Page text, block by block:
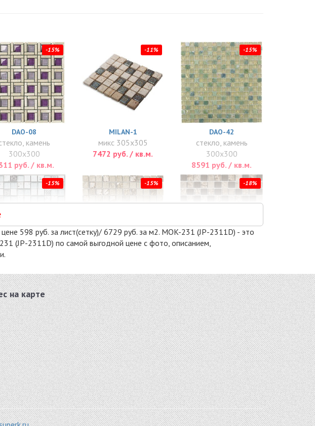
-15%
DAO-08
камень
300x300
руб. / кв.м.
-11%
MILAN-1
микс 305x305
7472 руб. / кв.м.
-15%
DAO-42
стекло, камень
300x300
8591 руб. / кв.м.
-15%
камень
300x300
руб. / кв.м.
-15%
стекло, камень
300x300
9359 руб. / кв.м.
-18%
стекло 300x300
8581 руб. / кв.м.
-11%
GOLD
300x300
руб. / кв.м.
-15%
S-835
стекло 298x298
10390 руб. / кв.м.
-11%
BALI
стекло, камень
300x300
598 руб. за лист(сетку)/ 6729 руб. за м2. MOK-231 (JP-2311D) - это
(JP-2311D) по самой выгодной цене с фото, описанием,
на карте